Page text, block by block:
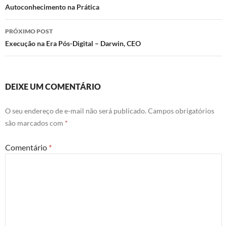
de
posts
Autoconhecimento na Prática
PRÓXIMO POST
Execução na Era Pós-Digital – Darwin, CEO
DEIXE UM COMENTÁRIO
O seu endereço de e-mail não será publicado. Campos obrigatórios
são marcados com *
Comentário *